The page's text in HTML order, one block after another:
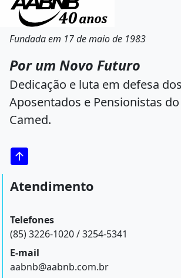
Fundada em 17 de maio de 1983
Por um Novo Futuro
Dedicação e luta em defesa
Aposentados e Pensionistas
Camed.
Atendimento
Telefones
(85) 3226-1020 / 3254-5341
E-mail
aabnb@aabnb.com.br